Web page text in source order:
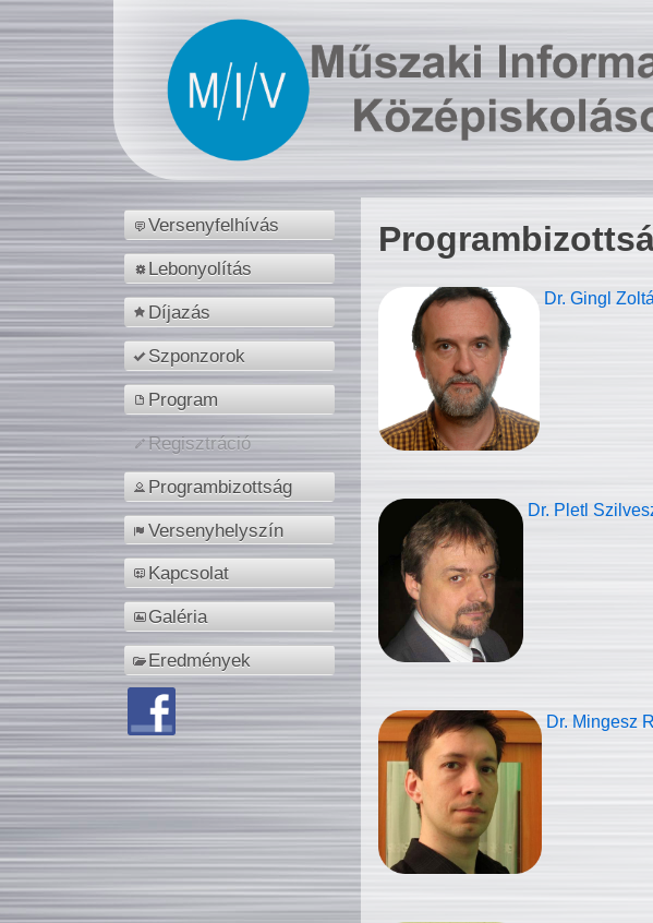
Versenyfelhívás
Lebonyolítás
Díjazás
Szponzorok
Program
Regisztráció
Programbizottság
Versenyhelyszín
Kapcsolat
Galéria
Eredmények
Dr. Gingl
Dr. Pletl
Dr. Mingesz